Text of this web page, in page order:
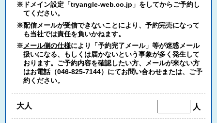
※ドメイン設定「tryangle-web.co.jp」をしてからご予約し
てください。
※配信メールが受信できないことにより、予約完売になって
も当社では責任を負いかねます。
※メール側の仕様により「予約完了メール」等が迷惑メール
扱いになる、もしくは届かないという事象が多く発生して
おります。ご予約内容を確認したい方、メールが来ない方
はお電話（046-825-7144）にてお問い合わせまたは、ご予
約ください。
大人 人